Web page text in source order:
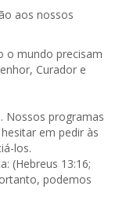
aos nossos
o mundo precisam
Curador e
Nossos programas
em pedir às
los.
(Hebreus 13:16;
podemos